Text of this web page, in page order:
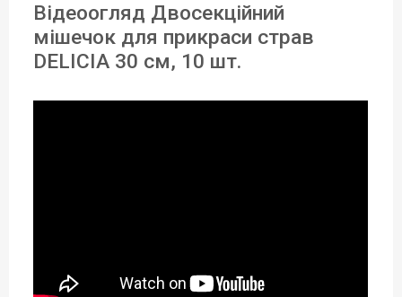
Матеріал:
Поліетилен
Чехія
Відеоогляд Двосекційний
мішечок для прикраси страв
DELICIA 30 см, 10 шт.